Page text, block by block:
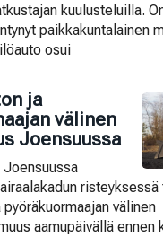
kuulusteluilla.
paikkakuntalainen
osui
ja
välinen
Joensuussa
Joensuussa
risteyksessä
välinen
aamupäivällä ennen